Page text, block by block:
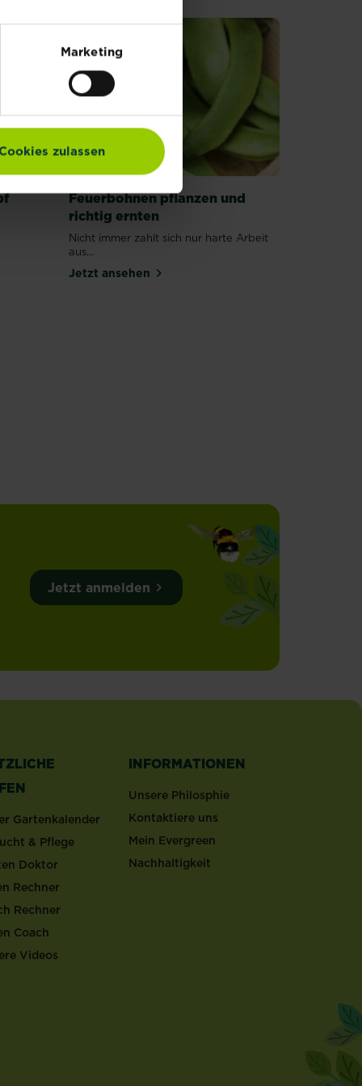
Marketing
Cookies zulassen
Feuerbohnen pflanzen und
richtig ernten
Nicht immer zahlt sich nur harte Arbeit
aus...
Jetzt ansehen
Jetzt anmelden
Gartenkalender
& Pflege
Doktor
Rechner
Rechner
Coach
Videos
INFORMATIONEN
Unsere Philosphie
Kontaktiere uns
Mein Evergreen
Nachhaltigkeit